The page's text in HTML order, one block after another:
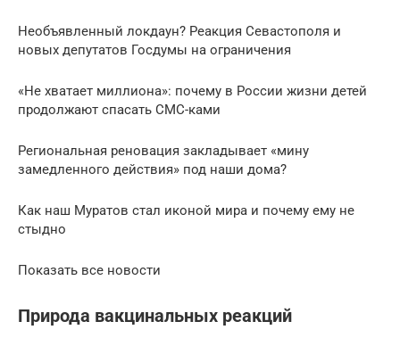
Необъявленный локдаун? Реакция Севастополя и
новых депутатов Госдумы на ограничения
«Не хватает миллиона»: почему в России жизни детей
продолжают спасать СМС-ками
Региональная реновация закладывает «мину
замедленного действия» под наши дома?
Как наш Муратов стал иконой мира и почему ему не
стыдно
Показать все новости
Природа вакцинальных реакций